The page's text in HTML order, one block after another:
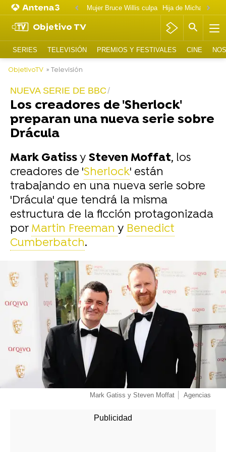
Mujer Bruce Willis culpa
Objetivo TV
SERIES TELEVISIÓN PREMIOS Y FESTIVALES CINE
ObjetivoTV » Televisión
NUEVA SERIE DE BBC
Los creadores de 'Sherlock'
preparan una nueva serie sobre
Drácula
Mark Gatissy Steven Moffat, los
creadores de 'Sherlock' están
trabajando en una nueva serie sobre
'Drácula' que tendrá la misma
estructura de la ficción protagonizada
por Martin Freeman y Benedict
Cumberbatch.
Mark Gatiss y Steven Moffat Agencias